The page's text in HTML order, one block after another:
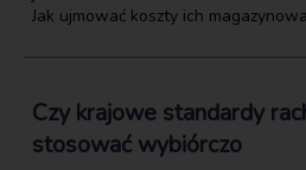
Jak ujmować koszty ich
Czy krajowe standardy
stosować wybiórczo